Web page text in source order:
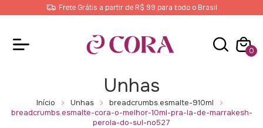
Frete Grátis a partir de R$ 99 para todo o Brasil
0
Unhas
Início Unhas
breadcrumbs.esmalte-910ml
breadcrumbs.esmalte-cora-o-melhor-10ml-pra-la-de-marrakesh-
perola-do-sul-no527